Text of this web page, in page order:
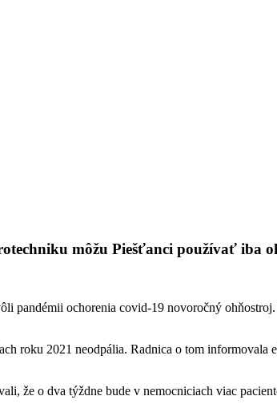
môžu Piešťanci používať iba
pandémii ochorenia covid-19 novoročný
roku 2021 neodpália. Radnica o tom
že o dva týždne bude v nemocniciach viac